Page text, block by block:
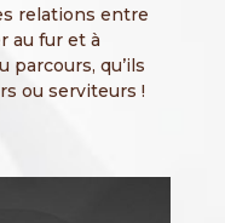
relations entre
au fur et à
parcours, qu’ils
ou serviteurs !